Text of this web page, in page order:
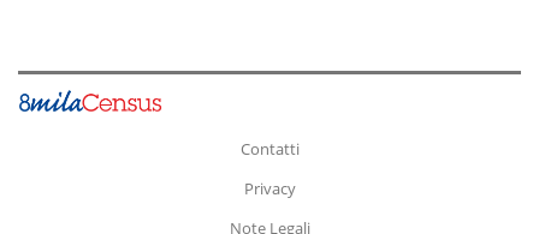
Contatti
Privacy
Note Legali